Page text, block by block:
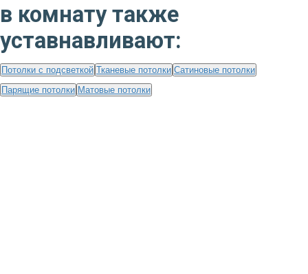
в комнату также
уставнавливают:
Потолки с подсветкой Тканевые потолки Сатиновые потолки
Парящие потолки Матовые потолки